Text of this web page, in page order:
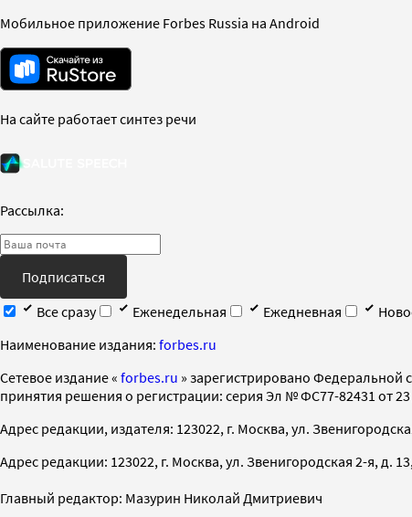
Мобильное приложение Forbes Russia на Android
На сайте работает синтез речи
Рассылка:
Подписаться
Все сразу
Еженедельная Ежедневная
Наименование издания: forbes.ru
Cетевое издание « forbes.ru » зарегистрировано
принятия решения о регистрации: серия Эл № ФС77-82431 от 23
Адрес редакции, издателя: 123022, г. Москва, ул.
Адрес редакции: 123022, г. Москва, ул. Звенигородская 2-я, д.
Главный редактор: Мазурин Николай Дмитриевич